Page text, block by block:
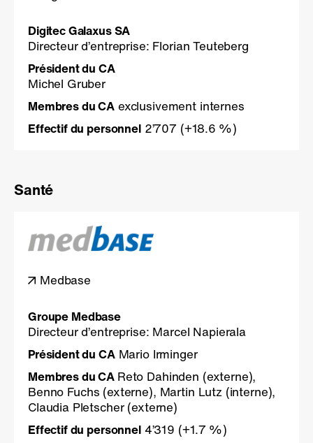
Digitec Galaxus SA
Directeur d’entreprise: Florian Teuteberg
Président du CA
Michel Gruber
Membres du CA exclusivement internes
Effectif du personnel2’707 (+18.6 %)
Santé
Medbase
Groupe Medbase
Directeur d’entreprise: Marcel Napierala
Président du CAMario Irminger
Membres du CA Reto Dahinden (externe),
Benno Fuchs (externe), Martin Lutz (interne),
Claudia Pletscher (externe)
Effectif du personnel4’319 (+1.7 %)